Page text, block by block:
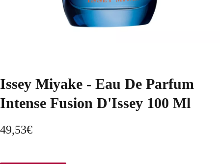
Issey Miyake - Eau De Parfum
Intense Fusion D'Issey 100 Ml
49,53€